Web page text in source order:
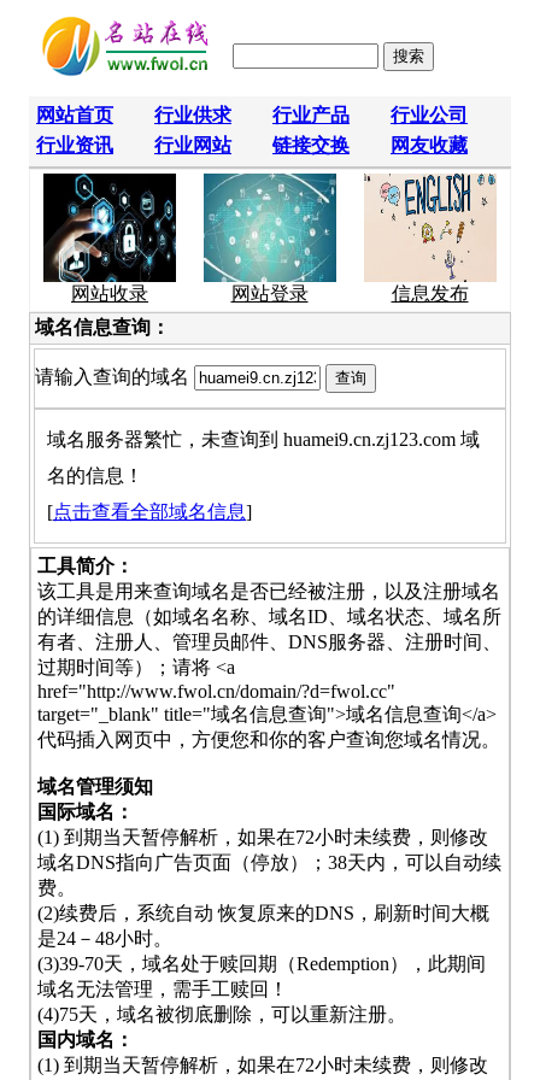
网站首页 行业供求 行业产品
行业公司
行业资讯
行业网站 链接交换 网友收藏
网站收录 网站登录
信息发布
域名信息查询：
请输入查询的域名
域名服务器繁忙，未查询到 huamei9.cn.zj123.com 域
名的信息！
[点击查看全部域名信息]
工具简介：
该工具是用来查询域名是否已经被注册，以及注册域名
的详细信息（如域名名称、域名ID、域名状态、域名所
有者、注册人、管理员邮件、DNS服务器、注册时间、
过期时间等）；请将 <a
href="http://www.fwol.cn/domain/?d=fwol.cc"
target="_blank" title="域名信息查询">域名信息查询</a>
代码插入网页中，方便您和你的客户查询您域名情况。
域名管理须知
国际域名：
(1) 到期当天暂停解析，如果在72小时未续费，则修改
域名DNS指向广告页面（停放）；38天内，可以自动续
费。
(2)续费后，系统自动 恢复原来的DNS，刷新时间大概
是24－48小时。
(3)39-70天，域名处于赎回期（Redemption），此期间
域名无法管理，需手工赎回！
(4)75天，域名被彻底删除，可以重新注册。
国内域名：
(1) 到期当天暂停解析，如果在72小时未续费，则修改